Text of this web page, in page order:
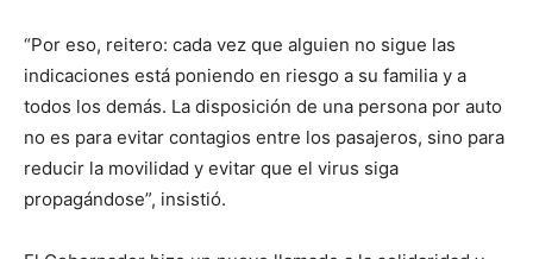
“Por eso, reitero: cada vez que alguien no sigue las
indicaciones está poniendo en riesgo a su familia y a
todos los demás. La disposición de una persona por auto
no es para evitar contagios entre los pasajeros, sino para
reducir la movilidad y evitar que el virus siga
propagándose”, insistió.